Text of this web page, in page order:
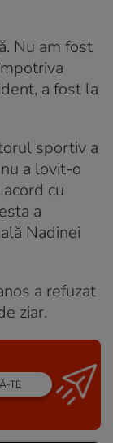
Nu am fost
a fost la
sportiv a
a lovit-o
cu
a
Nadinei
a refuzat
ziar.
TE